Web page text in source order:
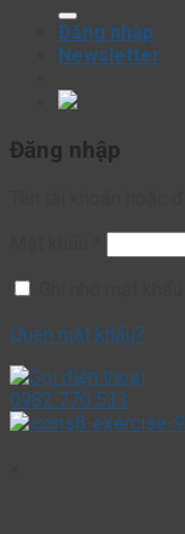
Đăng nhập
Newsletter
Đăng nhập
Quên mật khẩu?
0982 770 533